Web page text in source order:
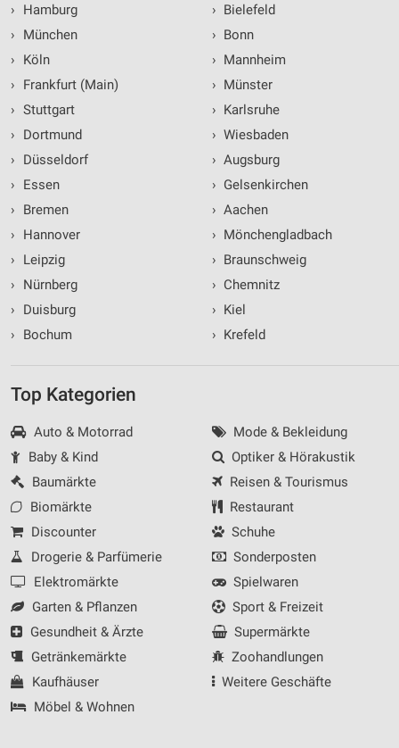
›
Hamburg
›
München
›
Köln
›
Frankfurt (Main)
› Stuttgart
›
Dortmund
›
Düsseldorf
›
Essen
›
Bremen
›
Hannover
›
Leipzig
›
Nürnberg
›
Duisburg
›
Bochum
› Bielefeld
› Bonn
› Mannheim
› Münster
› Karlsruhe
› Wiesbaden
› Augsburg
› Gelsenkirchen
› Aachen
› Mönchengladbach
› Braunschweig
› Chemnitz
› Kiel
› Krefeld
Top Kategorien
Auto & Motorrad
Baby & Kind
Baumärkte
Biomärkte
Discounter
Drogerie & Parfümerie
Elektromärkte
Garten & Pflanzen
Gesundheit & Ärzte
Getränkemärkte
Kaufhäuser
Möbel & Wohnen
Mode & Bekleidung
Optiker & Hörakustik
Reisen & Tourismus
Restaurant
Schuhe
Sonderposten
Spielwaren
Sport & Freizeit
Supermärkte
Zoohandlungen
Weitere Geschäfte